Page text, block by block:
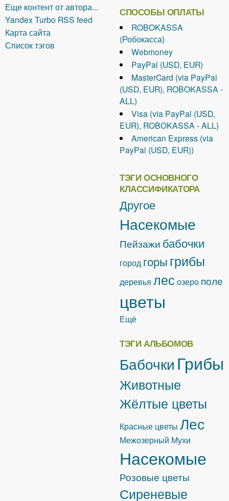
Еще контент от автора...
Yandex Turbo RSS feed
Карта сайта
Список тэгов
СПОСОБЫ ОПЛАТЫ
ROBOKASSA
(Робокасса)
Webmoney
PayPal (USD, EUR)
MasterCard (via PayPal
(USD, EUR), ROBOKASSA -
ALL)
Visa (via PayPal (USD,
EUR), ROBOKASSA - ALL)
American Express (via
PayPal (USD, EUR))
ТЭГИ ОСНОВНОГО
КЛАССИФИКАТОРА
Другое
Насекомые
Пейзажи бабочки
город горыгрибы
деревья лес озеро поле
цветы
Ещё
ТЭГИ АЛЬБОМОВ
БабочкиГрибы
Животные
Жёлтые цветы
Красные цветы Лес
Межозерный Мухи
Насекомые
Розовые цветы
Сиреневые